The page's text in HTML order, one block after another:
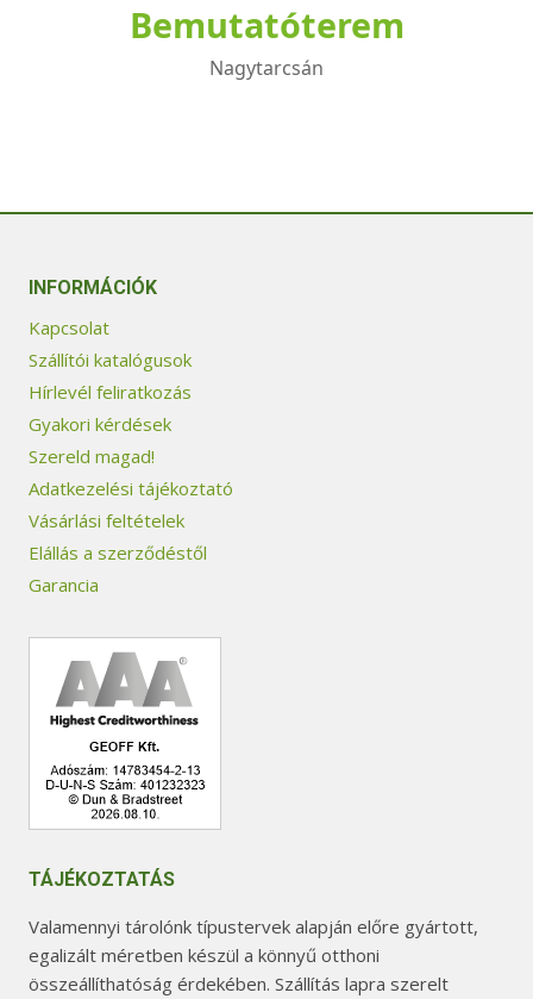
Bemutatóterem
Nagytarcsán
INFORMÁCIÓK
Kapcsolat
Szállítói katalógusok
Hírlevél feliratkozás
Gyakori kérdések
Szereld magad!
Adatkezelési tájékoztató
Vásárlási feltételek
Elállás a szerződéstől
Garancia
TÁJÉKOZTATÁS
Valamennyi tárolónk típustervek alapján előre gyártott,
egalizált méretben készül a könnyű otthoni
összeállíthatóság érdekében. Szállítás lapra szerelt